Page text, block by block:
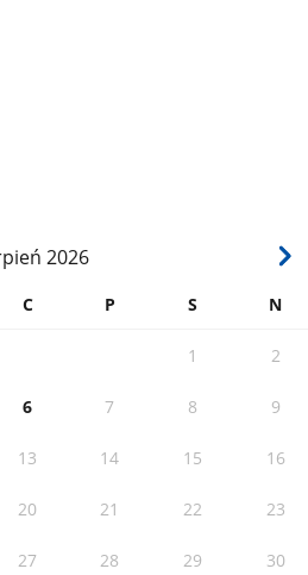
2026
C P S N
1 2
6 7 8 9
13 14 15 16
20 21 22 23
27 28 29 30